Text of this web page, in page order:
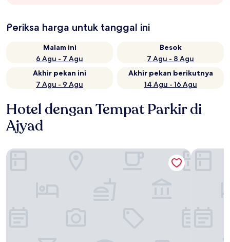
Periksa harga untuk tanggal ini
Malam ini
6 Agu - 7 Agu
Besok
7 Agu - 8 Agu
Akhir pekan ini
7 Agu - 9 Agu
Akhir pekan berikutnya
14 Agu - 16 Agu
Hotel dengan Tempat Parkir di
Ajyad
Makarem Ajyad Makkah Hotel Al